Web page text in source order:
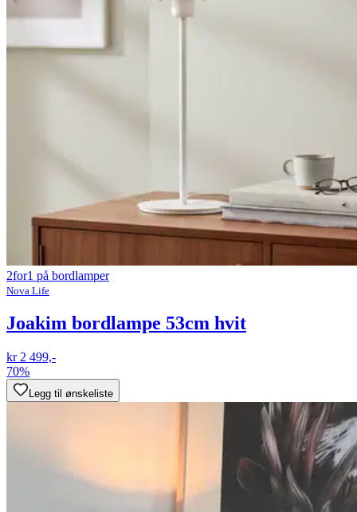
2for1 på bordlamper
Nova Life
Joakim bordlampe 53cm hvit
kr 2 499,-
70%
Legg til ønskeliste